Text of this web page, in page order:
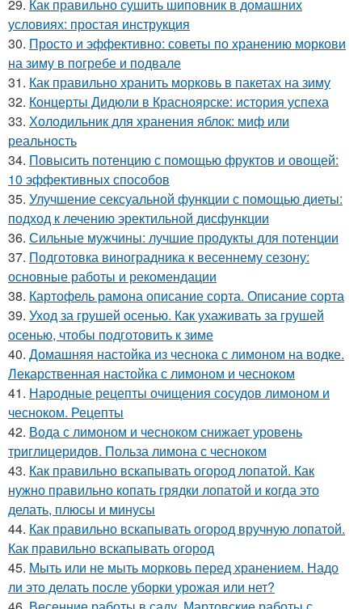
29. Как правильно сушить шиповник в домашних
условиях: простая инструкция
30. Просто и эффективно: советы по хранению моркови
на зиму в погребе и подвале
31. Как правильно хранить морковь в пакетах на зиму
32. Концерты Дидюли в Красноярске: история успеха
33. Холодильник для хранения яблок: миф или
реальность
34. Повысить потенцию с помощью фруктов и овощей:
10 эффективных способов
35. Улучшение сексуальной функции с помощью диеты:
подход к лечению эректильной дисфункции
36. Сильные мужчины: лучшие продукты для потенции
37. Подготовка виноградника к весеннему сезону:
основные работы и рекомендации
38. Картофель рамона описание сорта. Описание сорта
39. Уход за грушей осенью. Как ухаживать за грушей
осенью, чтобы подготовить к зиме
40. Домашняя настойка из чеснока с лимоном на водке.
Лекарственная настойка с лимоном и чесноком
41. Народные рецепты очищения сосудов лимоном и
чесноком. Рецепты
42. Вода с лимоном и чесноком снижает уровень
триглицеридов. Польза лимона с чесноком
43. Как правильно вскапывать огород лопатой. Как
нужно правильно копать грядки лопатой и когда это
делать, плюсы и минусы
44. Как правильно вскапывать огород вручную лопатой.
Как правильно вскапывать огород
45. Мыть или не мыть морковь перед хранением. Надо
ли это делать после уборки урожая или нет?